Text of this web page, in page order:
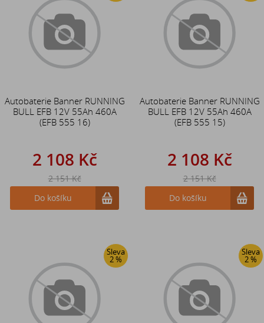
Autobaterie Banner RUNNING
BULL EFB 12V 55Ah 460A
(EFB 555 16)
2 108 Kč
2 151 Kč
Do košíku
Autobaterie Banner RUNNING
BULL EFB 12V 55Ah 460A
(EFB 555 15)
2 108 Kč
2 151 Kč
Do košíku
Sleva
2 %
Sleva
2 %